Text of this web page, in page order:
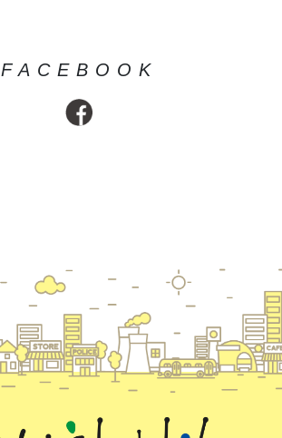
FACEBOOK